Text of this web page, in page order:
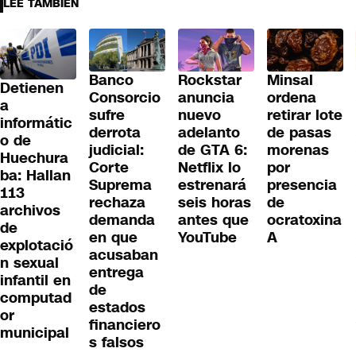
LEE TAMBIÉN
Detienen
a
informátic
o de
Huechura
ba: Hallan
113
archivos
de
explotació
n sexual
infantil en
computad
or
municipal
Banco
Consorcio
sufre
derrota
judicial:
Corte
Suprema
rechaza
demanda
en que
acusaban
entrega
de
estados
financiero
s falsos
Rockstar
anuncia
nuevo
adelanto
de GTA 6:
Netflix lo
estrenará
seis horas
antes que
YouTube
Minsal
ordena
retirar lote
de pasas
morenas
por
presencia
de
ocratoxina
A